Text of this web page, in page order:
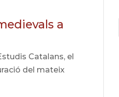
a
Catalans, el
del mateix